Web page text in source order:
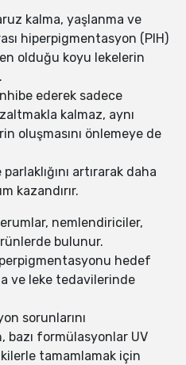
kalma, yaşlanma ve
hiperpigmentasyon (PIH)
olduğu koyu lekelerin
ederek sadece
kalmaz, aynı
oluşmasını önlemeye de
artırarak daha
kazandırır.
nemlendiriciler,
bulunur.
hedef
ve leke tedavilerinde
sorunlarını
formülasyonlar UV
tamamlamak için